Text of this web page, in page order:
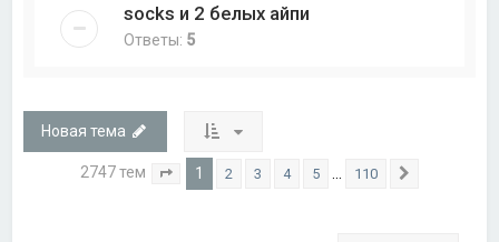
socks и 2 белых айпи
Ответы: 5
Новая тема
2747 тем Страница из 110
1 2 3 4 5 110